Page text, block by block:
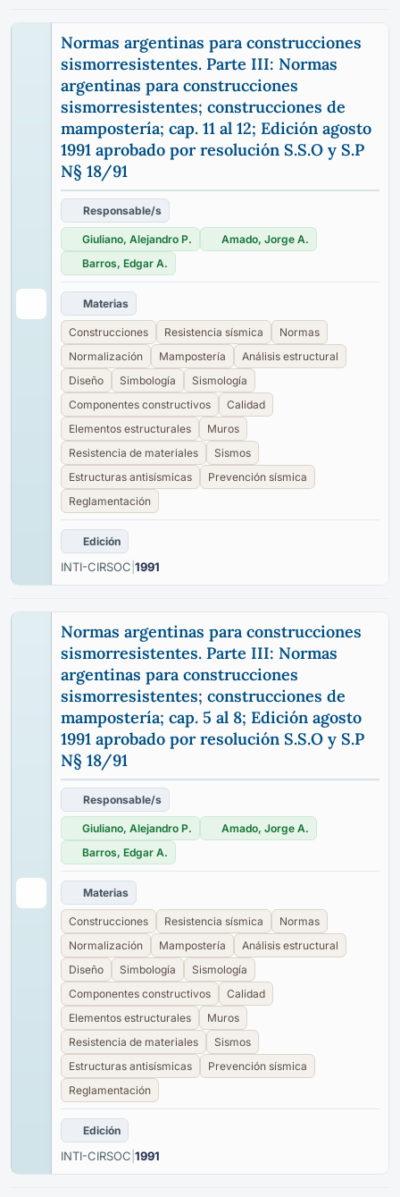
Normas argentinas para construcciones
sismorresistentes. Parte III: Normas
argentinas para construcciones
sismorresistentes; construcciones de
mampostería; cap. 11 al 12; Edición agosto
1991 aprobado por resolución S.S.O y S.P
N§ 18/91
Responsable/s
Giuliano, Alejandro P.
Amado, Jorge A.
Barros, Edgar A.
Materias
Construcciones Resistencia sísmica
Normas
Normalización
Mampostería
Análisis estructural
Diseño
Simbología
Sismología
Componentes constructivos
Calidad
Elementos estructurales
Muros
Resistencia de materiales
Sismos
Estructuras antisísmicas
Prevención sísmica
Reglamentación
Edición
INTI-CIRSOC 1991
Normas argentinas para construcciones
sismorresistentes. Parte III: Normas
argentinas para construcciones
sismorresistentes; construcciones de
mampostería; cap. 5 al 8; Edición agosto
1991 aprobado por resolución S.S.O y S.P
N§ 18/91
Responsable/s
Giuliano, Alejandro P.
Amado, Jorge A.
Barros, Edgar A.
Materias
Construcciones Resistencia sísmica
Normas
Normalización
Mampostería
Análisis estructural
Diseño
Simbología
Sismología
Componentes constructivos
Calidad
Elementos estructurales
Muros
Resistencia de materiales
Sismos
Estructuras antisísmicas
Prevención sísmica
Reglamentación
Edición
INTI-CIRSOC 1991